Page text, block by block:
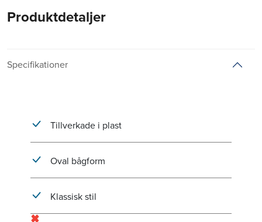
Produktdetaljer
Specifikationer
Tillverkade i plast
Oval bågform
Klassisk stil